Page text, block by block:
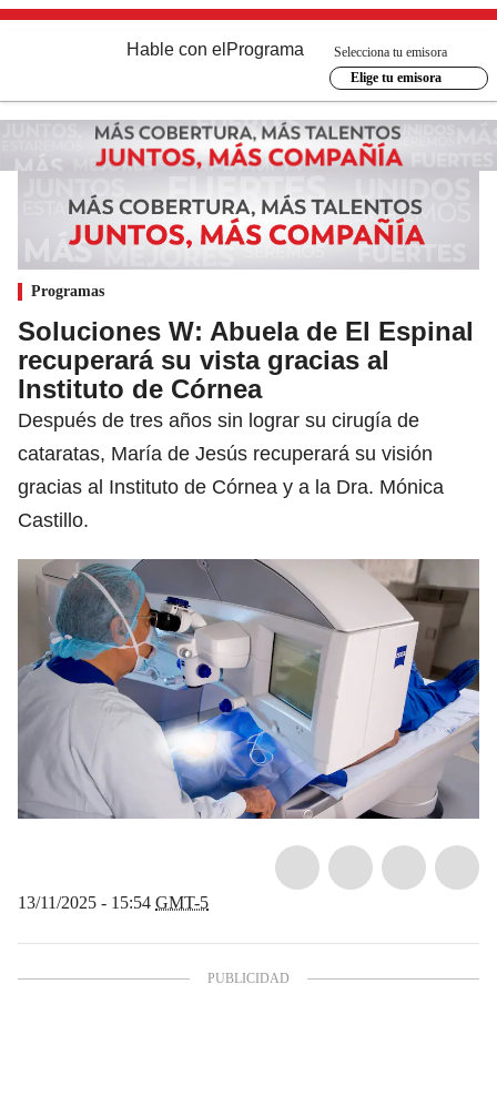
Hable con el Programa
Selecciona tu emisora
Elige tu emisora
Programas
Soluciones W: Abuela de El Espinal
recuperará su vista gracias al
Instituto de Córnea
Después de tres años sin lograr su cirugía de
cataratas, María de Jesús recuperará su visión
gracias al Instituto de Córnea y a la Dra. Mónica
Castillo.
13/11/2025 - 15:54 GMT-5